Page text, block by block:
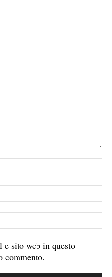
sito web in questo
commento.